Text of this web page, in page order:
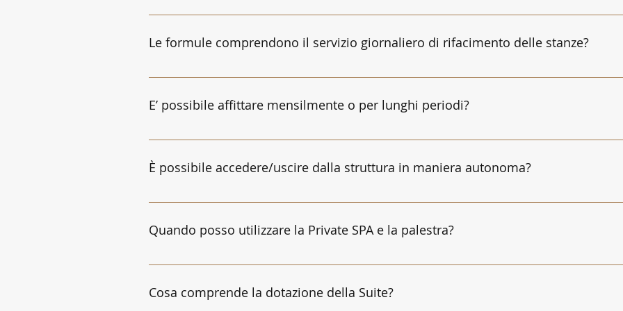
Sì, tutta la biancheria da letto e da bagno è inclusa. Il cambio integrale della biancheria
Le formule comprendono il servizio giornaliero di rifacimento delle stanze?
Il rifacimento giornaliero è disponibile solo su richiesta a partire da 28€ per giorno.
E’ possibile affittare mensilmente o per lunghi periodi?
È possibile richiedere di affitare Kimyô Exclusive House, SPA e Wellnes per lunghi periodi.
È possibile accedere/uscire dalla struttura in maniera autonoma?
L' accesso e l'uscita dalla struttura avverrà attraverso un badge digitale da smartphone o
Quando posso utilizzare la Private SPA e la palestra?
Il pacchetto aggiuntivo Daily Private SPA da diritto all'accesso dalle ore 9:00 alle ore
Cosa comprende la dotazione della Suite?